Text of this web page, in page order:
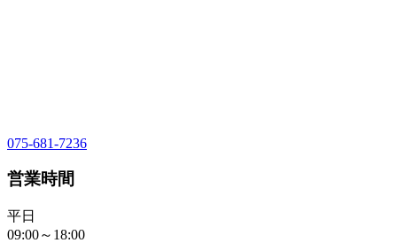
075-681-7236
営業時間
平日
09:00～18:00